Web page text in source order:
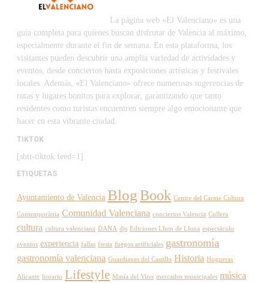
La página web «El Valenciano» es una
guía completa para quienes buscan disfrutar de Valencia al máximo,
especialmente durante el fin de semana. En esta plataforma, los
visitantes pueden descubrir una amplia variedad de actividades y
eventos, desde conciertos hasta exposiciones artísticas y festivales
locales. Además, «El Valenciano» ofrece numerosas sugerencias de
rutas y lugares bonitos para explorar, garantizando que tanto
residentes como turistas encuentren siempre algo emocionante que
hacer en esta vibrante ciudad.
TIKTOK
[sbtt-tiktok feed=1]
ETIQUETAS
Ayuntamiento de Valencia BlogBook Centre del Carme Cultura
Contemporània Comunidad Valenciana conciertos Valencia Cullera
cultura cultura valenciana DANA djs Ediciones Llum de Lluna espectáculo
eventos experiencia fallas fiesta fuegos artificiales gastronomía
gastronomía valenciana Guardianes del Castillo Historia Hogueras
Alicante horario Lifestyle Masía del Vino mercados municipales música